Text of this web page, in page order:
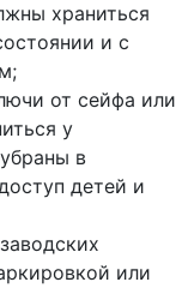
храниться
и с
от сейфа или
у
в
детей и
или